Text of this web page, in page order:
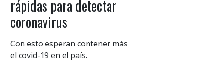
rápidas para detectar
coronavirus
Con esto esperan contener más
el covid-19 en el país.